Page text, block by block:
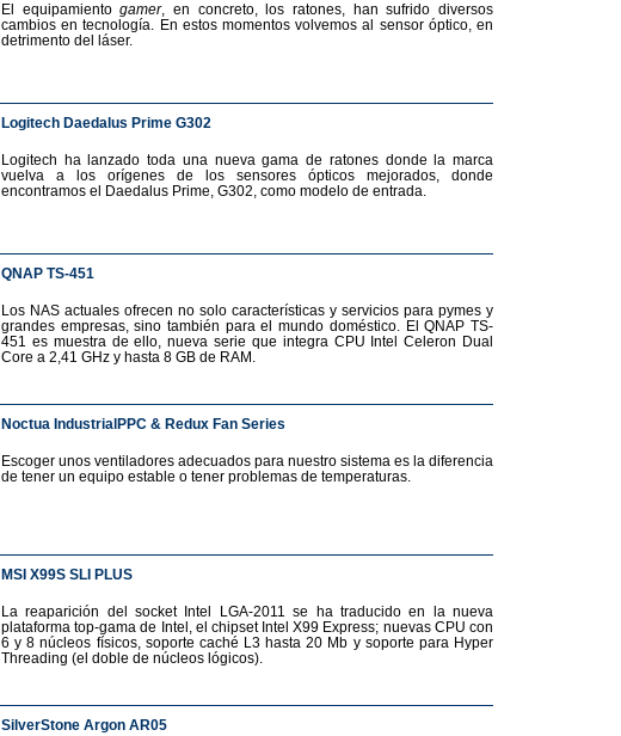
El equipamientogamer, en concreto, los ratones, han sufrido diversos
cambios en tecnología. En estos momentos volvemos al sensor óptico, en
detrimento del láser.
Logitech Daedalus Prime G302
Logitech ha lanzado toda una nueva gama de ratones donde la marca
vuelva a los orígenes de los sensores ópticos mejorados, donde
encontramos el Daedalus Prime, G302, como modelo de entrada.
QNAP TS-451
Los NAS actuales ofrecen no solo características y servicios para pymes y
grandes empresas, sino también para el mundo doméstico. El QNAP TS-
451 es muestra de ello, nueva serie que integra CPU Intel Celeron Dual
Core a 2,41 GHz y hasta 8 GB de RAM.
Noctua IndustrialPPC & Redux Fan Series
Escoger unos ventiladores adecuados para nuestro sistema es la diferencia
de tener un equipo estable o tener problemas de temperaturas.
MSI X99S SLI PLUS
La reaparición del socket Intel LGA-2011 se ha traducido en la nueva
plataforma top-gama de Intel, el chipset Intel X99 Express; nuevas CPU con
6 y 8 núcleos físicos, soporte caché L3 hasta 20 Mb y soporte para Hyper
Threading (el doble de núcleos lógicos).
SilverStone Argon AR05